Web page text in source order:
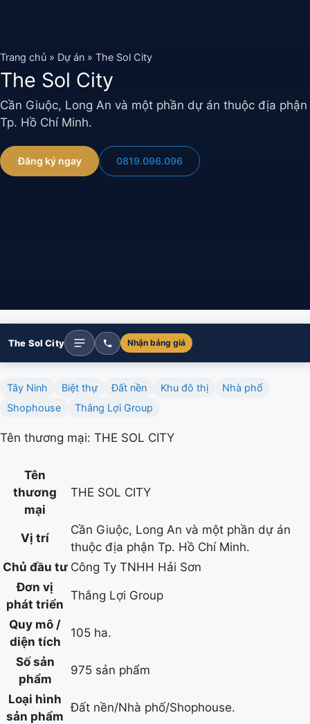
dung
Trang chủ » Dự án » The Sol City
The Sol City
Cần Giuộc, Long An và một phần dự án thuộc địa phận
Tp. Hồ Chí Minh.
Đăng ký ngay 0819.096.096
The Sol City Nhận bảng giá
Tây Ninh Biệt thự Đất nền Khu đô thị
Nhà phố
Shophouse
Thắng Lợi Group
Tên thương mại: THE SOL CITY
Tên
thương
mại
THE SOL CITY
Vị trí
Cần Giuộc, Long An và một phần dự án
thuộc địa phận Tp. Hồ Chí Minh.
Chủ đầu tư Công Ty TNHH Hải Sơn
Đơn vị
phát triển
Thắng Lợi Group
Quy mô /
diện tích
105 ha.
Số sản
phẩm
975 sản phẩm
Loại hình
sản phẩm
Đất nền/Nhà phố/Shophouse.